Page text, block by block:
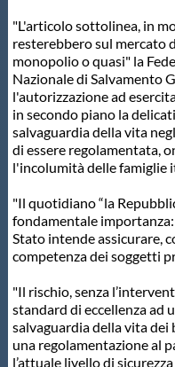
Archivio News
Flash News
Galleria fotografica
Videogallery
Intranet
Webmail
Contatti
"L'articolo sottolinea, in
resterebbero sul mercato
monopolio o quasi" la
Nazionale di Salvamento
l'autorizzazione ad
in secondo piano la
salvaguardia della vita
di essere regolamentata,
l'incolumità delle famiglie
"Il quotidiano “la
fondamentale
Stato intende assicurare,
competenza dei soggetti
"Il rischio, senza
standard di eccellenza ad
salvaguardia della vita dei
una regolamentazione al
l’attuale livello di